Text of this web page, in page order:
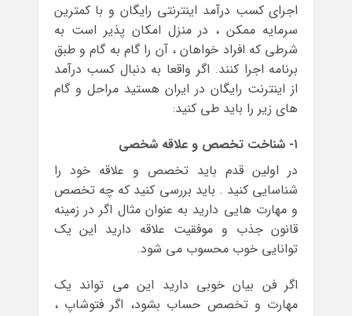
اجرای کسب درآمد اینترنتی رایگان و با کمترین
سرمایه ممکن ، در منزل امکان پذیر است به
شرطی که افراد خواهان ، آن را گام به گام و طبق
برنامه اجرا کنند. اگر واقعا به دنبال کسب درآمد
از اینترنت رایگان در ایران هستید مراحل و گام
های زیر را باید طی کنید:
۱- شناخت تخصص و علاقه شخصی
در اولین قدم باید تخصص و علاقه خود را
شناسایی کنید . باید بررسی کنید که چه تخصص
و مهارت هایی دارید به عنوان مثال اگر در زمینه
قانون جذب و موفقیت علاقه دارید این یک
توانایی خوب محسوب می شود.
اگر فن بیان خوبی دارید این می تواند یک
مهارت و تخصص حساب بشود، اگر فتوشاپ ،